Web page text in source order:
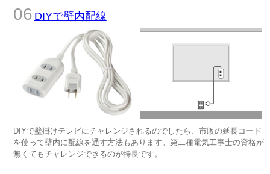
DIYで壁内配線
DIYで壁掛けテレビにチャレンジされるのでしたら、市販の延長コード
を使って壁内に配線を通す方法もあります。第二種電気工事士の資格が
無くてもチャレンジできるのが特長です。